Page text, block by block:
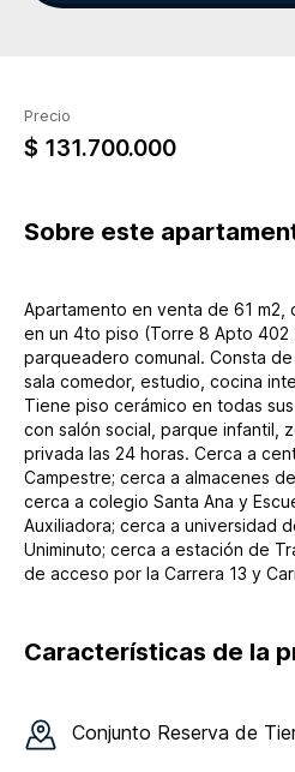
Precio
$ 131.700.000
Sobre este
Apartamento en venta de 61
en un 4to piso (Torre 8 Apto 402
parqueadero comunal. Consta
sala comedor, estudio, cocina
Tiene piso cerámico en todas
con salón social, parque infantil,
privada las 24 horas. Cerca a
Campestre; cerca a almacenes
cerca a colegio Santa Ana y
Auxiliadora; cerca a universidad
Uniminuto; cerca a estación de
de acceso por la Carrera 13 y
Características de la
Conjunto Reserva de